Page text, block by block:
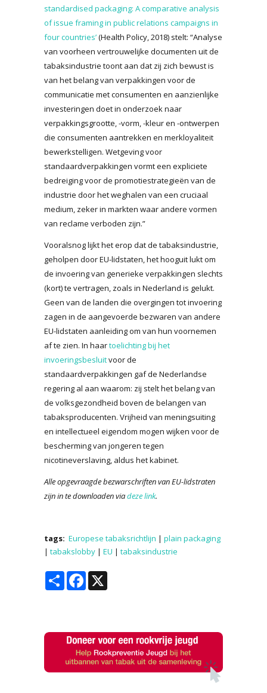
standardised packaging: A comparative analysis
of issue framing in public relations campaigns in
four countries’(Health Policy, 2018) stelt: “Analyse
van voorheen vertrouwelijke documenten uit de
tabaksindustrie toont aan dat zij zich bewust is
van het belang van verpakkingen voor de
communicatie met consumenten en aanzienlijke
investeringen doet in onderzoek naar
verpakkingsgrootte, -vorm, -kleur en -ontwerpen
die consumenten aantrekken en merkloyaliteit
bewerkstelligen. Wetgeving voor
standaardverpakkingen vormt een expliciete
bedreiging voor de promotiestrategieën van de
industrie door het weghalen van een cruciaal
medium, zeker in markten waar andere vormen
van reclame verboden zijn.”
Vooralsnog lijkt het erop dat de tabaksindustrie,
geholpen door EU-lidstaten, het hooguit lukt om
de invoering van generieke verpakkingen slechts
(kort) te vertragen, zoals in Nederland is gelukt.
Geen van de landen die overgingen tot invoering
zagen in de aangevoerde bezwaren van andere
EU-lidstaten aanleiding om van hun voornemen
af te zien. In haartoelichting bij het
invoeringsbesluitvoor de
standaardverpakkingen gaf de Nederlandse
regering al aan waarom: zij stelt het belang van
de volksgezondheid boven de belangen van
tabaksproducenten. Vrijheid van meningsuiting
en intellectueel eigendom mogen wijken voor de
bescherming van jongeren tegen
nicotineverslaving, aldus het kabinet.
Alle opgevraagde bezwarschriften van EU-lidstraten
zijn in te downloaden viadeze link.
tags: Europese tabaksrichtlijn | plain packaging
| tabakslobby | EU | tabaksindustrie
Share Facebook